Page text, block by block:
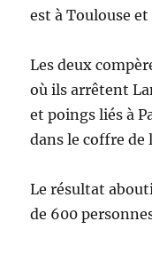
est à Toulouse
Les deux
où ils arrêtent
et poings liés à
dans le coffre de
Le résultat
de 600